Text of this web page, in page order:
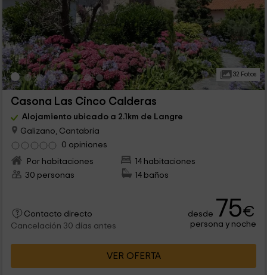
32 Fotos
Casona Las Cinco Calderas
Alojamiento ubicado a 2.1km de Langre
Galizano, Cantabria
0 opiniones
Por habitaciones
14 habitaciones
30 personas
14 baños
Contacto directo
Cancelación 30 días antes
desde 75€
persona y noche
VER OFERTA